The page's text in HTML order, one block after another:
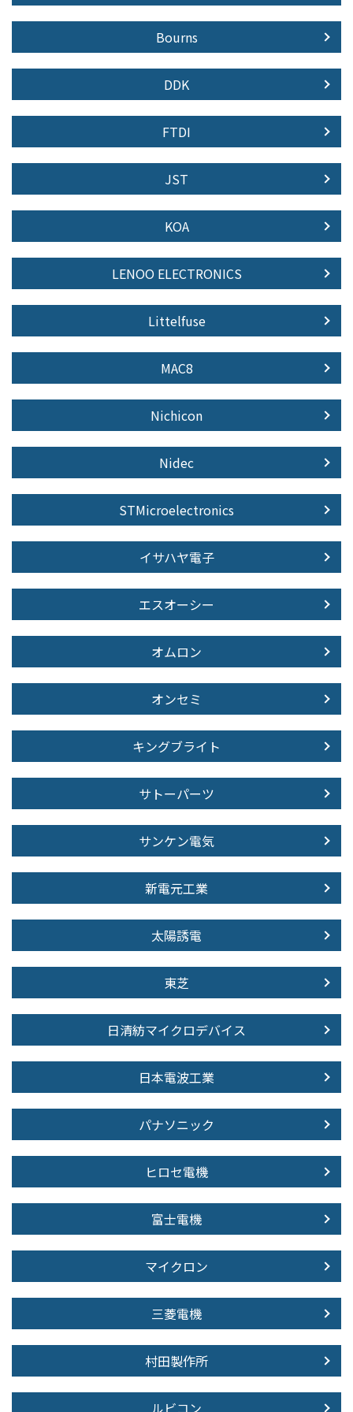
Bourns
DDK
FTDI
JST
KOA
LENOO ELECTRONICS
Littelfuse
MAC8
Nichicon
Nidec
STMicroelectronics
イサハヤ電子
エスオーシー
オムロン
オンセミ
キングブライト
サトーパーツ
サンケン電気
新電元工業
太陽誘電
東芝
日清紡マイクロデバイス
日本電波工業
パナソニック
ヒロセ電機
富士電機
マイクロン
三菱電機
村田製作所
ルビコン